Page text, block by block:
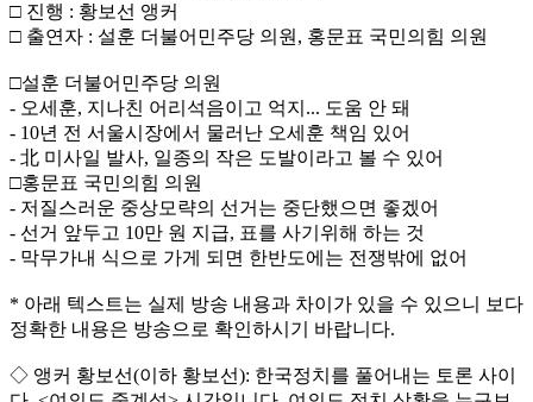
□ 진행 : 황보선 앵커
□ 출연자 : 설훈 더불어민주당 의원, 홍문표 국민의힘 의원
□설훈 더불어민주당 의원
- 오세훈, 지나친 어리석음이고 억지... 도움 안 돼
- 10년 전 서울시장에서 물러난 오세훈 책임 있어
- 北 미사일 발사, 일종의 작은 도발이라고 볼 수 있어
□홍문표 국민의힘 의원
- 저질스러운 중상모략의 선거는 중단했으면 좋겠어
- 선거 앞두고 10만 원 지급, 표를 사기위해 하는 것
- 막무가내 식으로 가게 되면 한반도에는 전쟁밖에 없어
* 아래 텍스트는 실제 방송 내용과 차이가 있을 수 있으니 보다
정확한 내용은 방송으로 확인하시기 바랍니다.
◇ 앵커 황보선(이하 황보선): 한국정치를 풀어내는 토론 사이